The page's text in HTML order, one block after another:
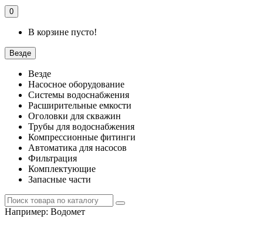
0
В корзине пусто!
Везде
Везде
Насосное оборудование
Системы водоснабжения
Расширительные емкости
Оголовки для скважин
Трубы для водоснабжения
Компрессионные фитинги
Автоматика для насосов
Фильтрация
Комплектующие
Запасные части
Например: Водомет